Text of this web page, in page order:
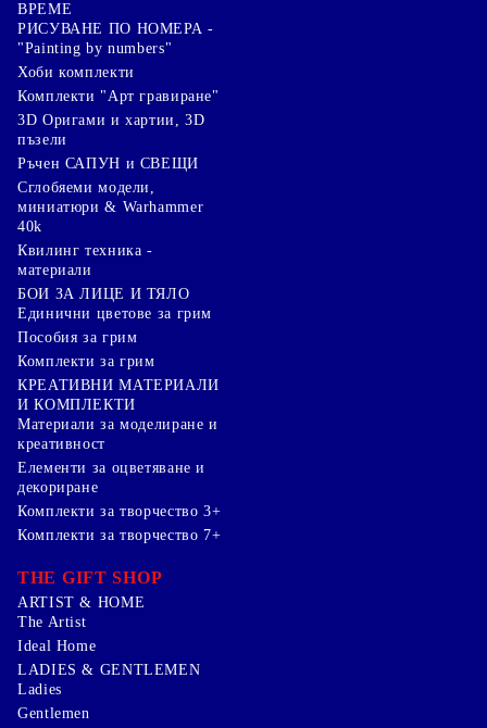
ВРЕМЕ
РИСУВАНЕ ПО НОМЕРА -
"Painting by numbers"
Хоби комплекти
Комплекти "Арт гравиране"
3D Оригами и хартии, 3D
пъзели
Ръчен САПУН и СВЕЩИ
Сглобяеми модели,
миниатюри & Warhammer
40k
Квилинг техника -
материали
БОИ ЗА ЛИЦЕ И ТЯЛО
Единични цветове за грим
Пособия за грим
Комплекти за грим
КРЕАТИВНИ МАТЕРИАЛИ
И КОМПЛЕКТИ
Mатериали за моделиране и
креативност
Елементи за оцветяване и
декориране
Комплекти за творчество 3+
Комплекти за творчество 7+
THE GIFT SHOP
ARTIST & HOME
The Artist
Ideal Home
LADIES & GENTLEMEN
Ladies
Gentlemen